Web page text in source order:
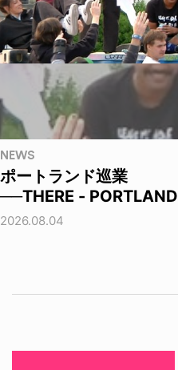
NEWS
ポートランド巡業
──THERE - PORTLAND
2026.08.04